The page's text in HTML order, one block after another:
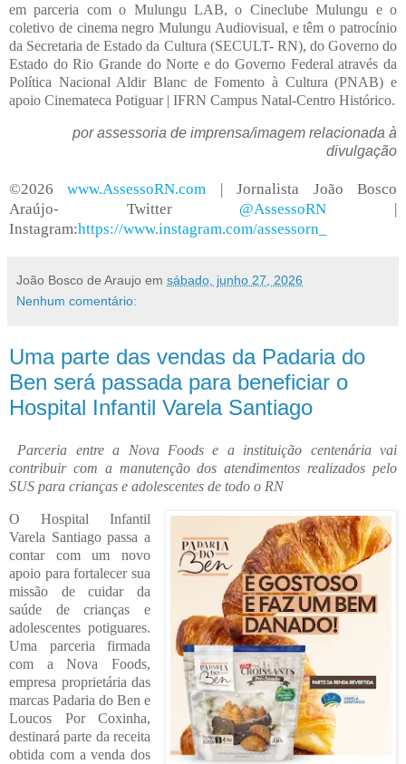
em parceria com o Mulungu LAB, o Cineclube Mulungu e o
coletivo de cinema negro Mulungu Audiovisual, e têm o patrocínio
da Secretaria de Estado da Cultura (SECULT- RN), do Governo do
Estado do Rio Grande do Norte e do Governo Federal através da
Política Nacional Aldir Blanc de Fomento à Cultura (PNAB) e
apoio Cinemateca Potiguar | IFRN Campus Natal-Centro Histórico.
por assessoria de imprensa/imagem relacionada à
divulgação
©2026www.AssessoRN.com | Jornalista João Bosco
Araújo- Twitter @AssessoRN |
Instagram:https://www.instagram.com/assessorn_
João Bosco de Araujo em sábado, junho 27, 2026
Nenhum comentário:
Uma parte das vendas da Padaria do
Ben será passada para beneficiar o
Hospital Infantil Varela Santiago
Parceria entre a Nova Foods e a instituição centenária vai
contribuir com a manutenção dos atendimentos realizados pelo
SUS para crianças e adolescentes de todo o RN
O Hospital Infantil
Varela Santiago passa a
contar com um novo
apoio para fortalecer sua
missão de cuidar da
saúde de crianças e
adolescentes potiguares.
Uma parceria firmada
com a Nova Foods,
empresa proprietária das
marcas Padaria do Ben e
Loucos Por Coxinha,
destinará parte da receita
obtida com a venda dos